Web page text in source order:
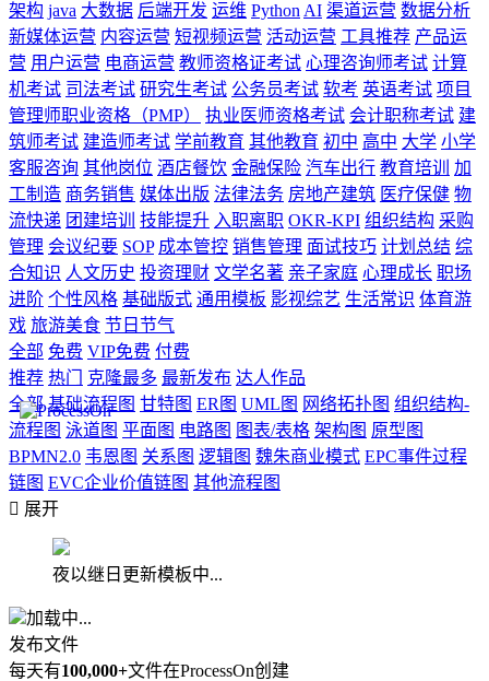
架构 java 大数据 后端开发 运维 Python AI 渠道运营 数据分析
新媒体运营 内容运营 短视频运营 活动运营 工具推荐 产品运
营 用户运营 电商运营 教师资格证考试 心理咨询师考试 计算
机考试 司法考试 研究生考试 公务员考试 软考 英语考试 项目
管理师职业资格（PMP）
执业医师资格考试 会计职称考试 建
筑师考试 建造师考试 学前教育 其他教育 初中 高中 大学 小学
客服咨询 其他岗位 酒店餐饮 金融保险 汽车出行 教育培训
加
工制造 商务销售 媒体出版 法律法务 房地产建筑 医疗保健 物
流快递 团建培训 技能提升 入职离职 OKR-KPI 组织结构 采购
管理 会议纪要 SOP 成本管控 销售管理 面试技巧 计划总结 综
合知识 人文历史 投资理财 文学名著 亲子家庭 心理成长 职场
进阶 个性风格 基础版式 通用模板 影视综艺 生活常识 体育游
戏 旅游美食 节日节气
全部 免费 VIP免费 付费
推荐 热门 克隆最多 最新发布 达人作品
全部 基础流程图 甘特图 ER图 UML图 网络拓扑图 组织结构-
流程图 泳道图 平面图 电路图 图表/表格 架构图 原型图
BPMN2.0 韦恩图 关系图 逻辑图 魏朱商业模式 EPC事件过程
链图 EVC企业价值链图 其他流程图
 展开
夜以继日更新模板中...
加载中...
发布文件
每天有100,000+文件在ProcessOn创建